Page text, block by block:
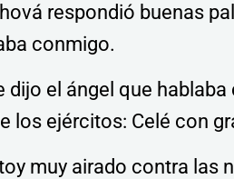
respondió buenas
conmigo.
dijo el ángel que
los ejércitos: Celé con
muy airado contra las